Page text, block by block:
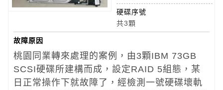
硬碟序號
共3顆
故障原因
桃園同業轉來處理的案例，由3顆IBM 73GB
SCSI硬碟所建構而成，設定RAID 5組態，某
日正常操作下就故障了，經檢測一號硬碟壞軌